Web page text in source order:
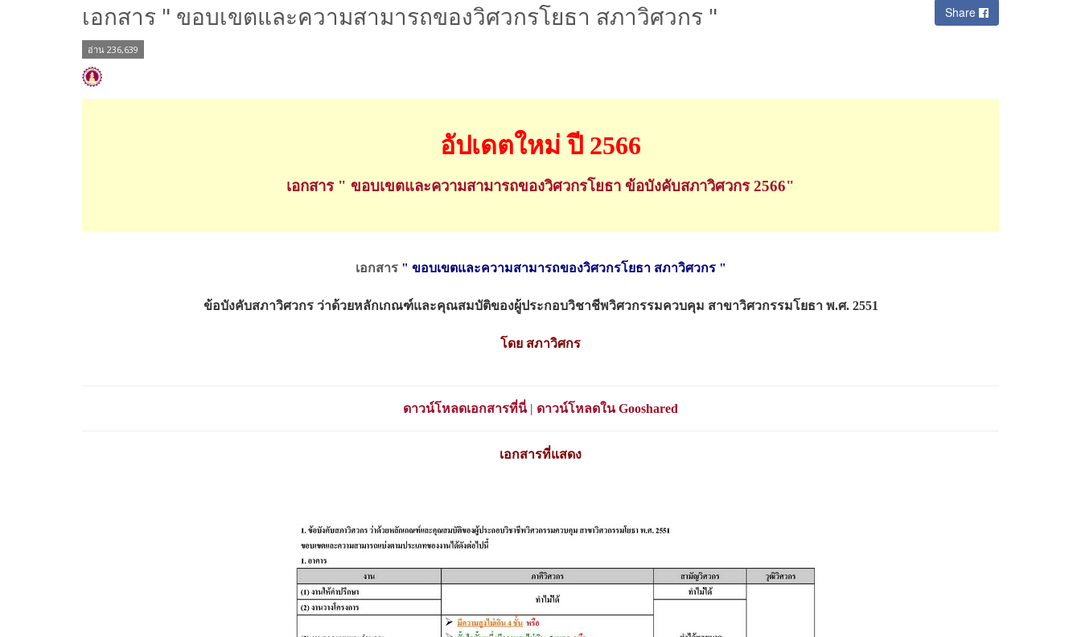
เอกสาร " ขอบเขตและความสามารถของวิศวกรโยธา สภาวิศวกร "
อ่าน 236,639
Share
อัปเดตใหม่ ปี 2566
เอกสาร " ขอบเขตและความสามารถของวิศวกรโยธา ข้อบังคับสภาวิศวกร 2566"
เอกสาร " ขอบเขตและความสามารถของวิศวกรโยธา สภาวิศวกร "
ข้อบังคับสภาวิศวกร ว่าด้วยหลักเกณฑ์และคุณสมบัติของผู้ประกอบวิชาชีพวิศวกรรมควบคุม สาขาวิศวกรรมโยธา พ.ศ. 2551
โดย สภาวิศกร
ดาวน์โหลดเอกสารที่นี่ | ดาวน์โหลดในGooshared
เอกสารที่แสดง